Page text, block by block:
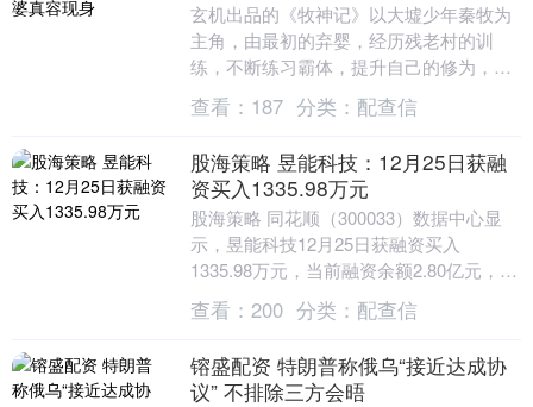
玄机出品的《牧神记》以大墟少年秦牧为
主角，由最初的弃婴，经历残老村的训
练，不断练习霸体，提升自己的修为，在
涌江他遇到羽林军鬼船，破解了凌天尊的
神通；在漓江学习变....
查看： 187 分类： 配查信
股海策略 昱能科技：12月25日获融
资买入1335.98万元
股海策略 同花顺（300033）数据中心显
示，昱能科技12月25日获融资买入
1335.98万元，当前融资余额2.80亿元，占
流通市值的3.40%，超过历史60%....
查看： 200 分类： 配查信
镕盛配资 特朗普称俄乌“接近达成协
议” 不排除三方会晤